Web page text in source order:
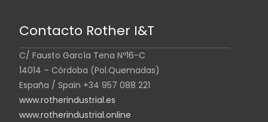
Contacto Rother I&T
C/ Fausto García Tena Nº16-C
14014 – Córdoba (Pol.Quemadas)
España / Spain +34 957 088 221
www.rotherindustrial.es
www.rotherindustrial.online